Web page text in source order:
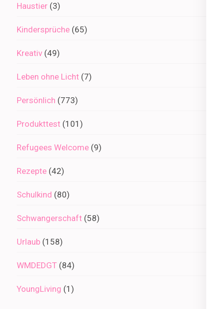
Haustier (3)
Kindersprüche (65)
Kreativ (49)
Leben ohne Licht (7)
Persönlich (773)
Produkttest (101)
Refugees Welcome (9)
Rezepte (42)
Schulkind (80)
Schwangerschaft (58)
Urlaub (158)
WMDEDGT (84)
YoungLiving (1)